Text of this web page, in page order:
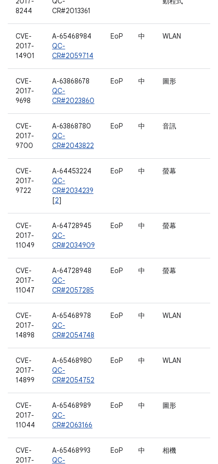
8244
CR#2013361
CVE-
2017-
14901
A-65468984
QC-
CR#2059714
EoP 中 WLAN
CVE-
2017-
9698
A-63868678
QC-
CR#2023860
EoP 中 圖形
CVE-
2017-
9700
A-63868780
QC-
CR#2043822
EoP 中 音訊
CVE-
2017-
9722
A-64453224
QC-
CR#2034239
[2]
EoP 中 螢幕
CVE-
2017-
11049
A-64728945
QC-
CR#2034909
EoP 中 螢幕
CVE-
2017-
11047
A-64728948
QC-
CR#2057285
EoP 中 螢幕
CVE-
2017-
14898
A-65468978
QC-
CR#2054748
EoP 中 WLAN
CVE-
2017-
14899
A-65468980
QC-
CR#2054752
EoP 中 WLAN
CVE-
2017-
11044
A-65468989
QC-
CR#2063166
EoP 中 圖形
CVE-
2017-
A-65468993
QC-
EoP 中 相機